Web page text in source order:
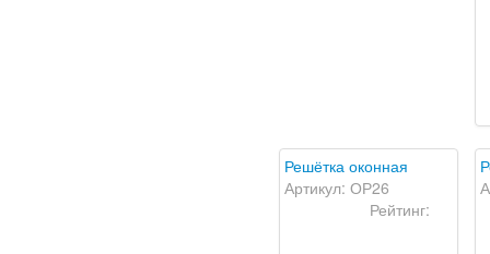
Решётка оконная
Артикул: ОР26
Рейтинг: